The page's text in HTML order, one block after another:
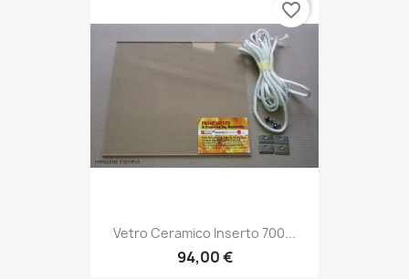
Vetro Ceramico Inserto 700...
94,00 €
favorite_border